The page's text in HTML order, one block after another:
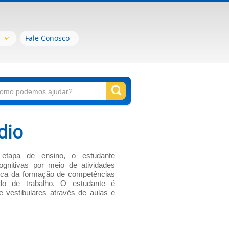
Fale Conosco
de ensino, o estudante
por meio de atividades
da formação de competências
de trabalho. O estudante é
vestibulares através de aulas e